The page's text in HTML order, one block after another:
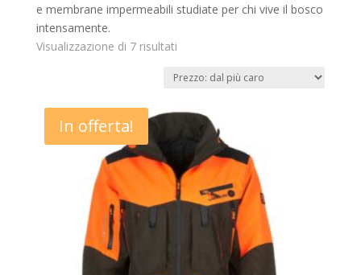
e membrane impermeabili studiate per chi vive il bosco
intensamente.
Visualizzazione di 7 risultatiPrezzo:
più
In offerta!